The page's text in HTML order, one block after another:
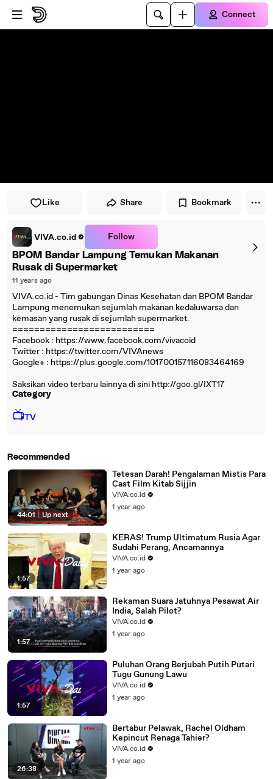
Skip to player
Skip to main content
Connect
Like Share Bookmark
VIVA.co.id Follow
BPOM Bandar Lampung Temukan Makanan
Rusak di Supermarket
11 years ago
VIVA.co.id - Tim gabungan Dinas Kesehatan dan BPOM Bandar
Lampung menemukan sejumlah makanan kedaluwarsa dan
kemasan yang rusak di sejumlah supermarket.
==========================
Facebook : https://www.facebook.com/vivacoid
Twitter : https://twitter.com/VIVAnews‎
Google+ : https://plus.google.com/101700157116083464169
Saksikan video terbaru lainnya di sini http://goo.gl/IXT17
Category
📺TV
Recommended
44:01 | Up next
Tetesan Darah! Pengalaman Mistis Para
Cast Film Kitab Sijjin
VIVA.co.id
1 year ago
1:57
KERAS! Trump Ultimatum Rusia Agar
Sudahi Perang, Ancamannya
VIVA.co.id
1 year ago
1:57
Rekaman Suara Jatuhnya Pesawat Air
India, Salah Pilot?
VIVA.co.id
1 year ago
1:57
Puluhan Orang Berjubah Putih Putari
Tugu Gunung Lawu
VIVA.co.id
1 year ago
26:38
Bertabur Pelawak, Rachel Oldham
Kepincut Renaga Tahier?
VIVA.co.id
1 year ago